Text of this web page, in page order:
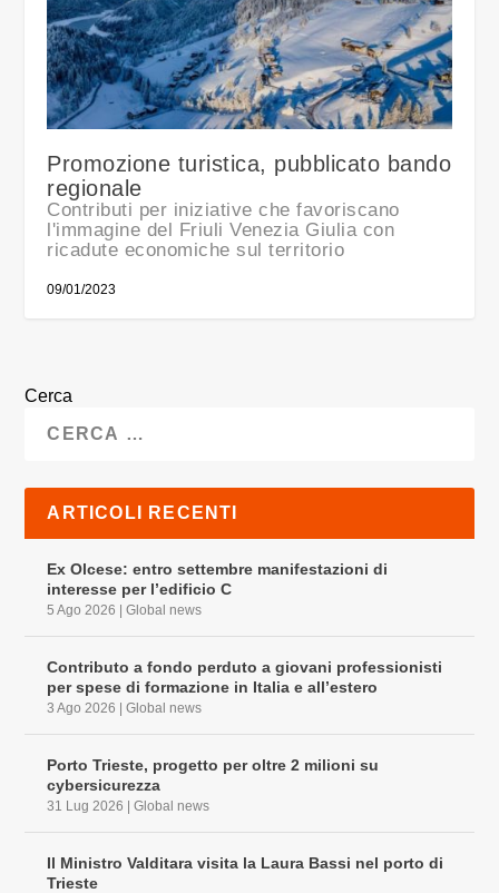
Promozione turistica, pubblicato bando
regionale
Contributi per iniziative che favoriscano
l'immagine del Friuli Venezia Giulia con
ricadute economiche sul territorio
09/01/2023
Cerca
ARTICOLI RECENTI
Ex Olcese: entro settembre manifestazioni di
interesse per l’edificio C
5 Ago 2026 |Global news
Contributo a fondo perduto a giovani professionisti
per spese di formazione in Italia e all’estero
3 Ago 2026 |Global news
Porto Trieste, progetto per oltre 2 milioni su
cybersicurezza
31 Lug 2026 |Global news
Il Ministro Valditara visita la Laura Bassi nel porto di
Trieste